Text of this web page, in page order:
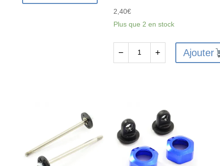
2,40€
Plus que 2 en stock
VANTAGE/CARNAGE
REAR
HUB
CARRIER
− + Ajouter